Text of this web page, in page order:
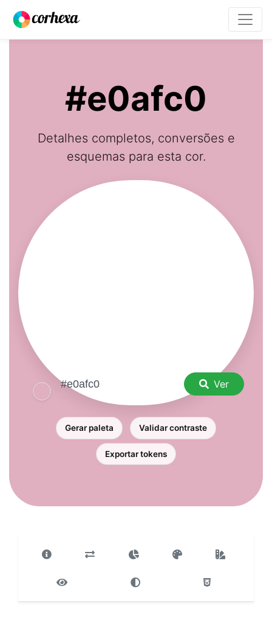
#e0afc0
Detalhes completos, conversões e
esquemas para esta cor.
Ver
Gerar paleta Validar contraste
Exportar tokens